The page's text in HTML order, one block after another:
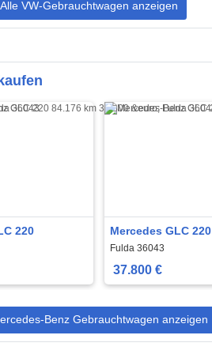
Alle VW-Gebrauchtwagen anzeigen
220 Mercedes GLC 220
Fulda 36043
37.800 €
Benz Gebrauchtwagen anzeigen